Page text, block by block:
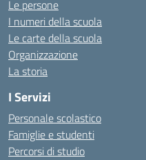
Le persone
I numeri della scuola
Le carte della scuola
Organizzazione
La storia
I Servizi
Personale scolastico
Famiglie e studenti
Percorsi di studio